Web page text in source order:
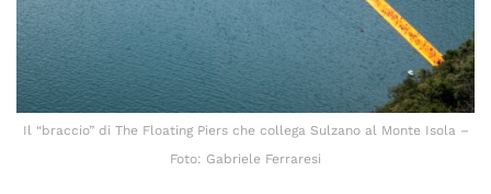
Il “braccio” di The Floating Piers che collega Sulzano al Monte Isola –
Foto: Gabriele Ferraresi